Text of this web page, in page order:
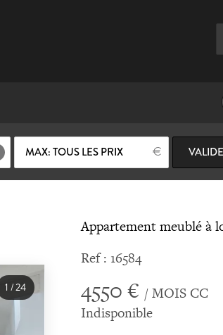
MAX: TOUS LES PRIX
1/24
Appartement meublé à
Ref : 16584
4550 € / MOIS CC
Indisponible